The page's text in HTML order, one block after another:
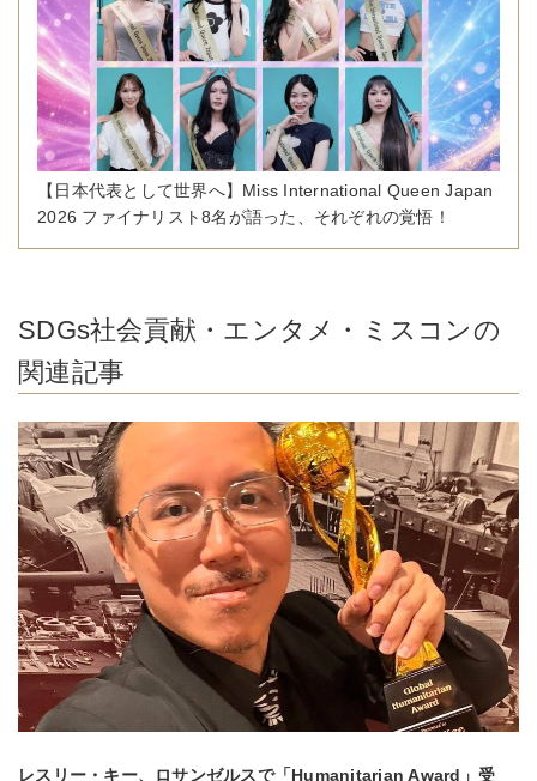
【日本代表として世界へ】Miss International Queen Japan
2026 ファイナリスト8名が語った、それぞれの覚悟！
SDGs社会貢献・エンタメ・ミスコンの
関連記事
レスリー・キー、ロサンゼルスで「Humanitarian Award」受